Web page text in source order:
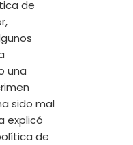
de
una
sido mal
explicó
de